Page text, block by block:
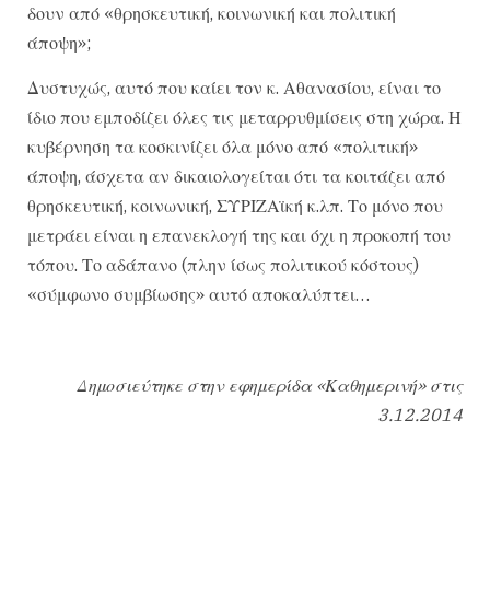
δουν από «θρησκευτική, κοινωνική και πολιτική
άποψη»;
Δυστυχώς, αυτό που καίει τον κ. Αθανασίου, είναι το
ίδιο που εμποδίζει όλες τις μεταρρυθμίσεις στη χώρα. Η
κυβέρνηση τα κοσκινίζει όλα μόνο από «πολιτική»
άποψη, άσχετα αν δικαιολογείται ότι τα κοιτάζει από
θρησκευτική, κοινωνική, ΣΥΡΙΖΑϊκή κ.λπ. Το μόνο που
μετράει είναι η επανεκλογή της και όχι η προκοπή του
τόπου. Το αδάπανο (πλην ίσως πολιτικού κόστους)
«σύμφωνο συμβίωσης» αυτό αποκαλύπτει…
Δημοσιεύτηκε στην εφημερίδα «Καθημερινή» στις
3.12.2014